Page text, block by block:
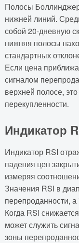
Полосы
нижней линий.
собой 20-дневную
нижняя полосы
стандартных
Если цена
сигналом
верхней полосе,
перекупленности.
Индикатор
Индикатор RSI
падения цен
измеряя
Значения RSI в
перепроданности,
Когда RSI
может служить
зоны